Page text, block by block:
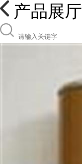
产品展厅